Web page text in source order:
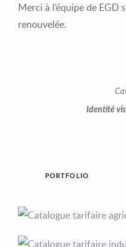
Merci à l’équipe de
renouvelée.
Identité
PORTFOLIO